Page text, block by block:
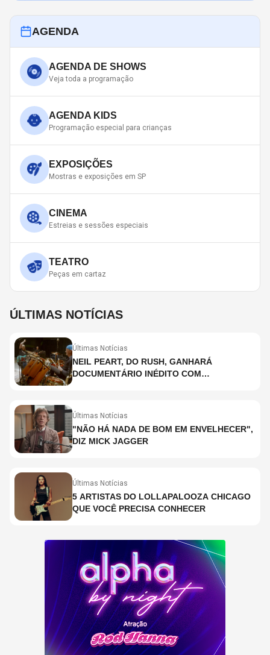
AGENDA
AGENDA DE SHOWS
Veja toda a programação
AGENDA KIDS
Programação especial para crianças
EXPOSIÇÕES
Mostras e exposições em SP
CINEMA
Estreias e sessões especiais
TEATRO
Peças em cartaz
ÚLTIMAS NOTÍCIAS
Últimas Notícias
NEIL PEART, DO RUSH, GANHARÁ
DOCUMENTÁRIO INÉDITO COM
Últimas Notícias
"NÃO HÁ NADA DE BOM EM ENVELHECER",
DIZ MICK JAGGER
Últimas Notícias
5 ARTISTAS DO LOLLAPALOOZA CHICAGO
QUE VOCÊ PRECISA CONHECER